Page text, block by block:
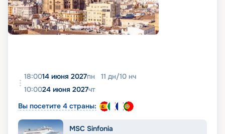
18:0014 июня 2027пн 11 дн/10 нч
10:0024 июня 2027чт
Вы посетите 4 страны:
MSC Sinfonia